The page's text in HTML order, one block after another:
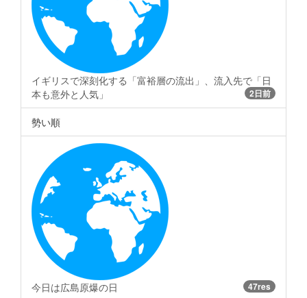
イギリスで深刻化する「富裕層の流出」、流入先で「日
本も意外と人気」
2日前
勢い順
今日は広島原爆の日 47res